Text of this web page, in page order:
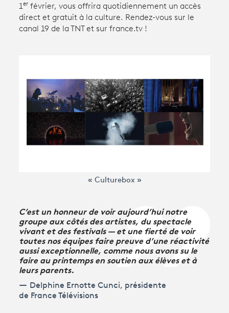
connexion
Productions et innovation
Programme tv
1er février, vous offrira quotidiennement un accès
direct et gratuit à la culture. Rendez-vous sur le
canal 19 de la TNT et sur france.tv !
« Culturebox »
C’est un honneur de voir aujourd’hui notre
groupe aux côtés des artistes, du spectacle
vivant et des festivals — et une fierté de voir
toutes nos équipes faire preuve d’une réactivité
aussi exceptionnelle, comme nous avons su le
faire au printemps en soutien aux élèves et à
leurs parents.
Delphine Ernotte Cunci, présidente
de France Télévisions